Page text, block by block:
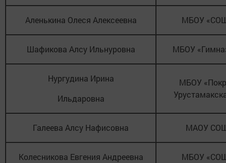
Аленькина Олеся Алексеевна МБОУ
Шафикова Алсу Ильнуровна МБОУ
Нургудина Ирина
Ильдаровна
МБОУ
Галеева Алсу Нафисовна МАОУ
Колесникова Евгения Андреевна МБОУ